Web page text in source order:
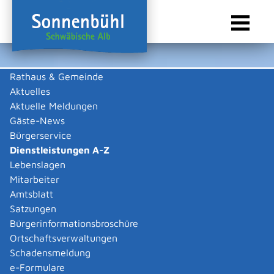
Rathaus & Gemeinde
Aktuelles
Aktuelle Meldungen
Gäste-News
Bürgerservice
Dienstleistungen A-Z
Lebenslagen
Mitarbeiter
Amtsblatt
Satzungen
Bürgerinformationsbroschüre
Ortschaftsverwaltungen
Schadensmeldung
e-Formulare
Sie sind hier:
Dienstleistungen A-Z
Dienstleistungen A-Z
Leistungen
Vielzahl von kommunalen und staatlichen
Verwaltungsvorgängen. Insbesondere erhalten Sie
Informationen zu den erforderlichen Unterlagen die zu
einer bestimmen Verwaltungsdienstleistung notwendig